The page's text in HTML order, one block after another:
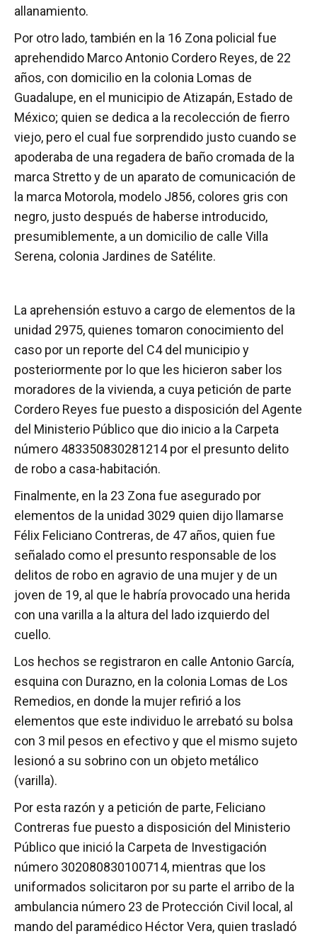
allanamiento.
Por otro lado, también en la 16 Zona policial fue
aprehendido Marco Antonio Cordero Reyes, de 22
años, con domicilio en la colonia Lomas de
Guadalupe, en el municipio de Atizapán, Estado de
México; quien se dedica a la recolección de fierro
viejo, pero el cual fue sorprendido justo cuando se
apoderaba de una regadera de baño cromada de la
marca Stretto y de un aparato de comunicación de
la marca Motorola, modelo J856, colores gris con
negro, justo después de haberse introducido,
presumiblemente, a un domicilio de calle Villa
Serena, colonia Jardines de Satélite.
La aprehensión estuvo a cargo de elementos de la
unidad 2975, quienes tomaron conocimiento del
caso por un reporte del C4 del municipio y
posteriormente por lo que les hicieron saber los
moradores de la vivienda, a cuya petición de parte
Cordero Reyes fue puesto a disposición del Agente
del Ministerio Público que dio inicio a la Carpeta
número 483350830281214 por el presunto delito
de robo a casa-habitación.
Finalmente, en la 23 Zona fue asegurado por
elementos de la unidad 3029 quien dijo llamarse
Félix Feliciano Contreras, de 47 años, quien fue
señalado como el presunto responsable de los
delitos de robo en agravio de una mujer y de un
joven de 19, al que le habría provocado una herida
con una varilla a la altura del lado izquierdo del
cuello.
Los hechos se registraron en calle Antonio García,
esquina con Durazno, en la colonia Lomas de Los
Remedios, en donde la mujer refirió a los
elementos que este individuo le arrebató su bolsa
con 3 mil pesos en efectivo y que el mismo sujeto
lesionó a su sobrino con un objeto metálico
(varilla).
Por esta razón y a petición de parte, Feliciano
Contreras fue puesto a disposición del Ministerio
Público que inició la Carpeta de Investigación
número 302080830100714, mientras que los
uniformados solicitaron por su parte el arribo de la
ambulancia número 23 de Protección Civil local, al
mando del paramédico Héctor Vera, quien trasladó